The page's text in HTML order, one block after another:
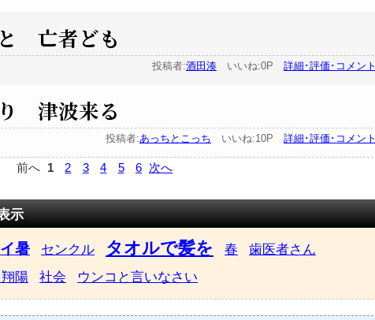
亡者ども
投稿者:酒田湊 いいね:0P 詳細･評価･コメント
津波来る
投稿者:あっちとこっち いいね:10P 詳細･評価･コメント
前へ 1 2 3 4 5 6 次へ
示
暑 センクル タオルで髪を 春
歯医者さん
翔陽 社会 ウンコと言いなさい